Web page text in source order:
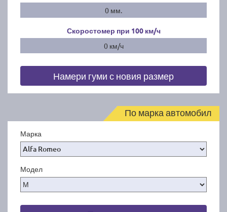
0 мм.
Скоростомер при 100 км/ч
0 км/ч
Намери гуми с новия размер
По марка автомобил
Марка
Модел